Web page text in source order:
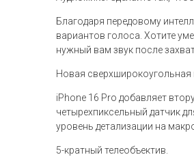
Благодаря передовому
вариантов голоса. Хотите
нужный вам звук после
Новая сверхширокоугольная
iPhone 16 Pro добавляет
четырехпиксельный датчик
уровень детализации на
5-кратный телеобъектив.